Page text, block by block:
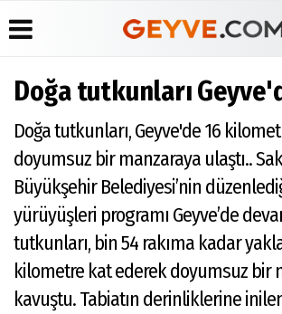
Üye Paneli
Haber
Arşivi
Günün
Haberleri
Biyografiler
Köşe
Yazarları
Video
Galeri
Foto
Galeri
Doğa tutkunları
Doğa tutkunları, Geyve'de 16
doyumsuz bir manzaraya ulaştı..
Büyükşehir Belediyesi’nin
yürüyüşleri programı Geyve’de
tutkunları, bin 54 rakıma kadar
kilometre kat ederek doyumsuz bir
kavuştu. Tabiatın derinliklerine